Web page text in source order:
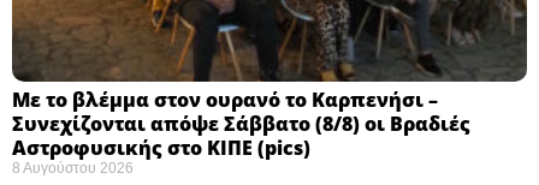
Με το βλέμμα στον ουρανό το Καρπενήσι –
Συνεχίζονται απόψε Σάββατο (8/8) οι Βραδιές
Αστροφυσικής στο ΚΙΠΕ (pics)
8 Αυγούστου 2026